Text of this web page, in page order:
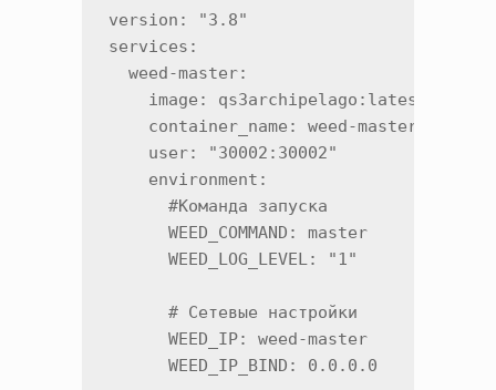
version: "3.8"
services:
  weed-master:
image: qs3archipelago:latest #или
    container_name: weed-master
    user: "30002:30002"
    environment:
      #Команда запуска
      WEED_COMMAND: master
      WEED_LOG_LEVEL: "1"
      # Сетевые настройки
      WEED_IP: weed-master
      WEED_IP_BIND: 0.0.0.0